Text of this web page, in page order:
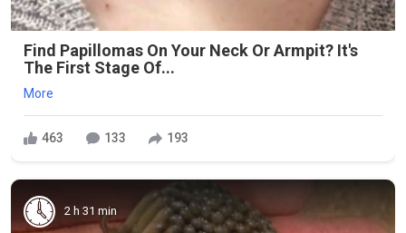
Find Papillomas On Your Neck Or Armpit? It's
The First Stage Of...
More
463 133 193
2 h 31 min